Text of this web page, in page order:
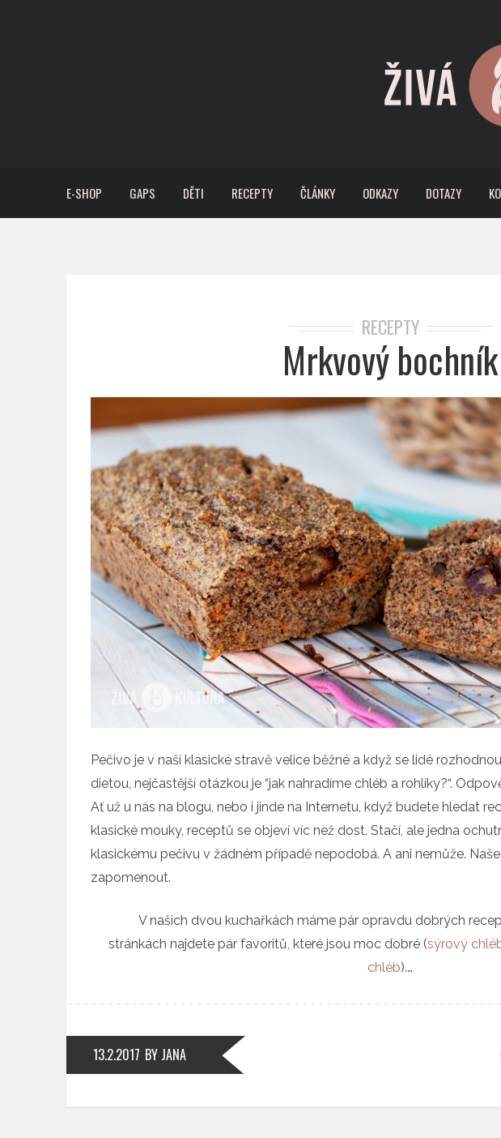
E-SHOP GAPS DĚTI RECEPTY ČLÁNKY ODKAZY DOTAZY
RECEPTY
Mrkvový bochník
Pečivo je v naší klasické stravě velice běžné a když se lidé
dietou, nejčastější otázkou je “jak nahradíme chléb a rohlíky?“.
Ať už u nás na blogu, nebo i jinde na Internetu, když budete hledat
klasické mouky, receptů se objeví víc než dost. Stačí, ale jedna
klasickému pečivu v žádném případě nepodobá. A ani nemůže.
zapomenout.
V našich dvou kuchařkách máme pár opravdu dobrých
stránkách najdete pár favoritů, které jsou moc dobré (sýrový
chléb).…
13.2.2017 BY JANA